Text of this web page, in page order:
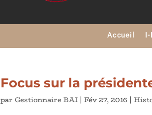
Accueil I-
Focus sur la
parGestionnaire BAI |Fév 27, 2016 |